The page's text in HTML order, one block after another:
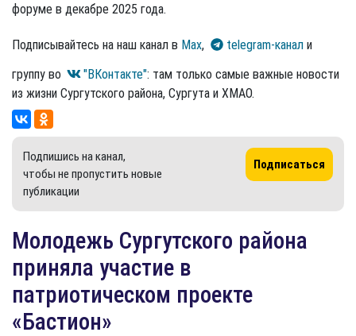
форуме в декабре 2025 года.
Подписывайтесь на наш канал в Max, telegram-канал и
группу во
"ВКонтакте": там только самые важные новости
из жизни Сургутского района, Сургута и ХМАО.
Подпишись на канал,
чтобы не пропустить новые
публикации
Подписаться
Молодежь Сургутского района
приняла участие в
патриотическом проекте
«Бастион»